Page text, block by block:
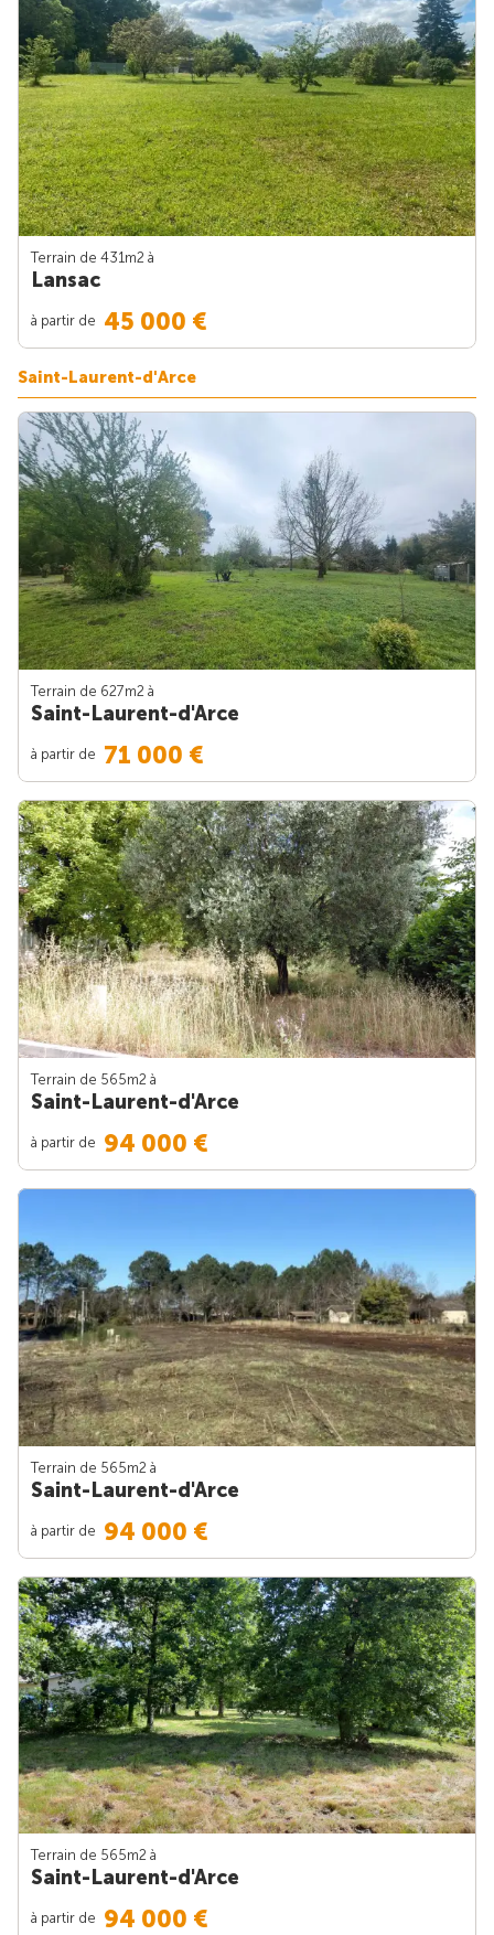
Terrain de 431m2 à
Lansac
à partir de 45 000 €
Saint-Laurent-d'Arce
Terrain de 627m2 à
Saint-Laurent-d'Arce
à partir de 71 000 €
Terrain de 565m2 à
Saint-Laurent-d'Arce
à partir de 94 000 €
Terrain de 565m2 à
Saint-Laurent-d'Arce
à partir de 94 000 €
Terrain de 565m2 à
Saint-Laurent-d'Arce
à partir de 94 000 €